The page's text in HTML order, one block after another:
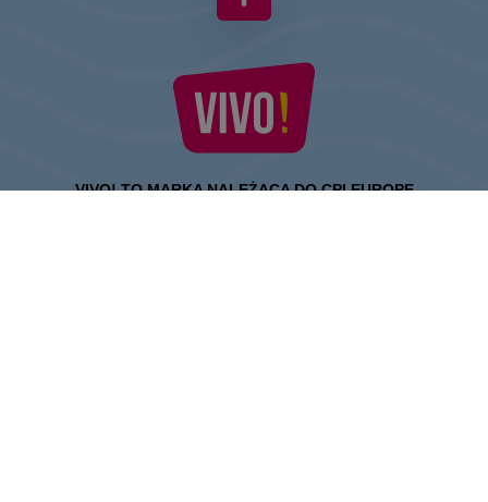
VIVO! TO MARKA NALEŻĄCA DO CPI EUROPE